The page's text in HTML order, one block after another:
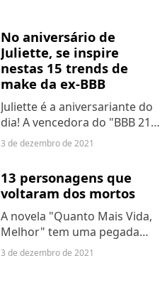
entender bastante do jogo,
das torcidas e teorizar...
No aniversário de
Juliette, se inspire
nestas 15 trends de
make da ex-BBB
Juliette é a aniversariante do
dia! A vencedora do "BBB 21"
completa 32 anos nesta
marcas e amor dos fãs do
que qualquer um pode...
3 de dezembro de 2021
13 personagens que
voltaram dos mortos
A novela "Quanto Mais Vida,
Melhor" tem uma pegada
bem criativa e está fazendo
3 de dezembro de 2021